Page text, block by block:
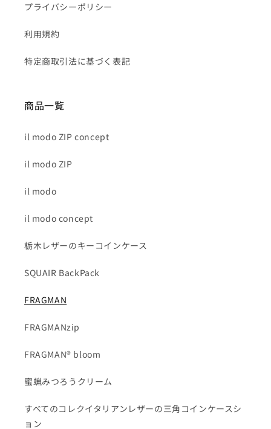
プライバシーポリシー
利用規約
特定商取引法に基づく表記
商品一覧
il modo ZIP concept
il modo ZIP
il modo
il modo concept
栃木レザーのキーコインケース
SQUAIR BackPack
FRAGMAN
FRAGMANzip
FRAGMAN® bloom
蜜蝋みつろうクリーム
すべてのコレクイタリアンレザーの三角コインケースシ
ョン